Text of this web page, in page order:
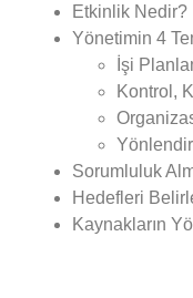
Etkinlik Nedir?
Yönetimin 4
İşi
Kontrol,
Sorumluluk
Hedefleri
Kaynakların